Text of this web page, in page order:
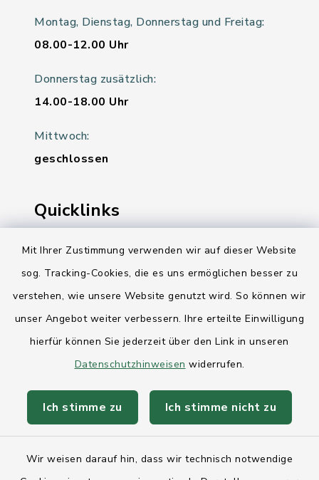
Mit Ihrer Zustimmung verwenden wir auf dieser Website
sog. Tracking-Cookies, die es uns ermöglichen besser zu
verstehen, wie unsere Website genutzt wird. So können wir
unser Angebot weiter verbessern. Ihre erteilte Einwilligung
hierfür können Sie jederzeit über den Link in unseren
Datenschutzhinweisen widerrufen.
Ich stimme zu Ich stimme nicht zu
Wir weisen darauf hin, dass wir technisch notwendige
Montag, Dienstag, Donnerstag und Freitag:
08.00-12.00 Uhr
Donnerstag zusätzlich:
14.00-18.00 Uhr
Mittwoch:
geschlossen
Quicklinks
Ihre Behördennummer 115
Landesregierung Schleswig-Holstein
AktivRegion Mittelholstein